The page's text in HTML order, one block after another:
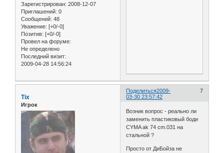
Зарегистрирован: 2008-12-07
Приглашений: 0
Сообщений: 48
Уважение: [+0/-0]
Позитив: [+0/-0]
Провел на форуме:
Не определено
Последний визит:
2009-04-28 14:56:24
Поделиться 7
2009-
03-30 23:57:42
Tix
Игрок
Возник вопрос - реально ли
заменить пластиковый боди
CYMA ak 74 cm.031 на
стальной ?
Просто от ДиБойза не